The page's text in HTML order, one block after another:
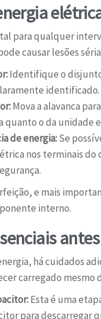
para qualquer
causar lesões
Identifique o
identificado.
Mova a alavanca
quanto o da unidade
de energia:Se
nos terminais
e mais
interno.
há cuidados
carregado
Esta é uma
para descarregar